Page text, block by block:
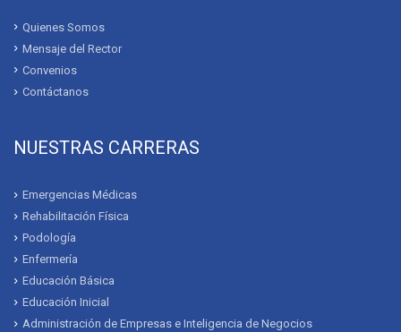
Quienes Somos
Mensaje del Rector
Convenios
Contáctanos
NUESTRAS CARRERAS
Emergencias Médicas
Rehabilitación Física
Podología
Enfermería
Educación Básica
Educación Inicial
Administración de Empresas e Inteligencia de Negocios